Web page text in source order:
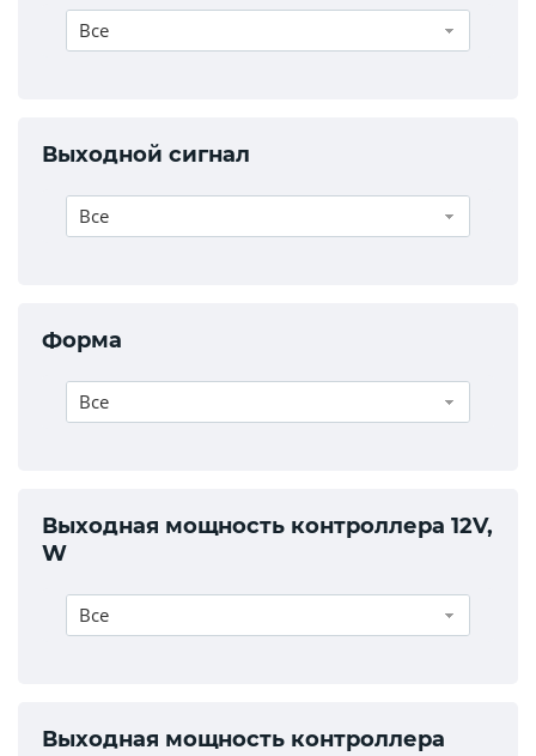
Все
Выходной сигнал
Все
Форма
Все
Выходная мощность контроллера 12V,
W
Все
Выходная мощность контроллера